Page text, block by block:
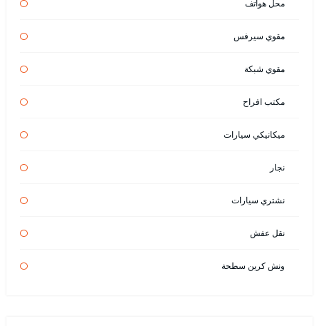
محل هواتف
مقوي سيرفس
مقوي شبكة
مكتب افراح
ميكانيكي سيارات
نجار
نشتري سيارات
نقل عفش
ونش كرين سطحة